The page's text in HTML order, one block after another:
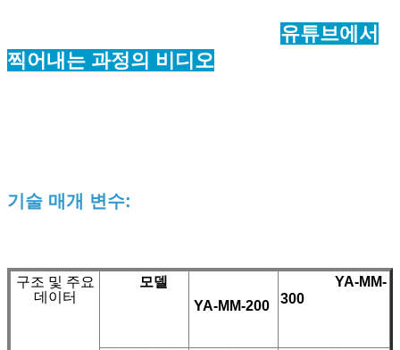
유튜브에서
찍어내는 과정의 비디오
기술 매개 변수:
구조 및 주요
데이터
모델
YA-MM-200
YA-MM-
300